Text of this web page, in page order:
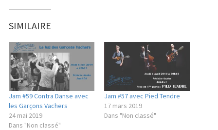
SIMILAIRE
Jam #59 Contra Danse avec
les Garçons Vachers
24 mai 2019
Dans "Non classé"
Jam #57 avec Pied Tendre
17 mars 2019
Dans "Non classé"